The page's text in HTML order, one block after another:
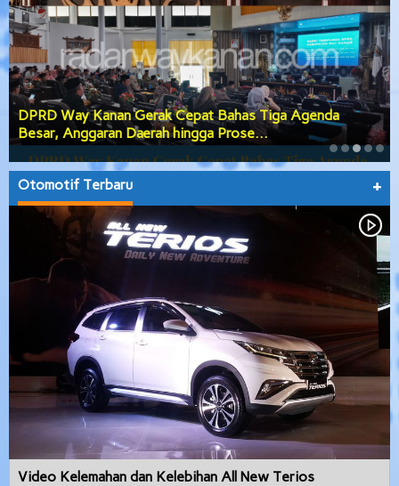
DPRD Way Kanan Gerak Cepat Bahas Tiga Agenda
Besar, Anggaran Daerah hingga Prose…
Otomotif Terbaru +
Video Kelemahan dan Kelebihan All New Terios